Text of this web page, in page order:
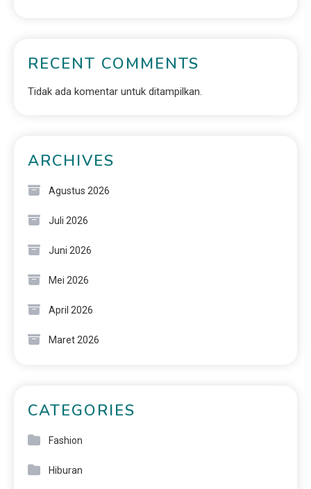
RECENT COMMENTS
Tidak ada komentar untuk ditampilkan.
ARCHIVES
Agustus 2026
Juli 2026
Juni 2026
Mei 2026
April 2026
Maret 2026
CATEGORIES
Fashion
Hiburan